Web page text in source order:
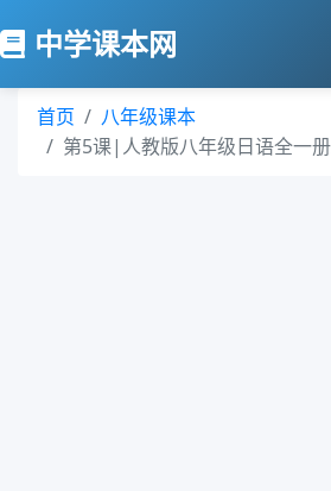
中学课本网
首页
八年级课本
第5课|人教版八年级日语全一